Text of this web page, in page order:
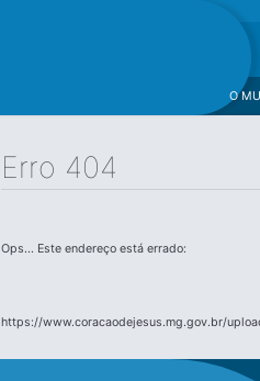
O
Erro 404
Ops... Este endereço está errado:
https://www.coracaodejesus.mg.gov.br/